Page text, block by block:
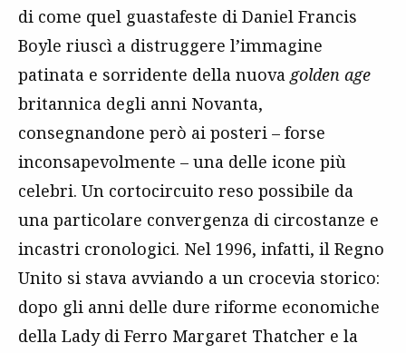
di come quel guastafeste di Daniel Francis
Boyle riuscì a distruggere l’immagine
patinata e sorridente della nuova golden age
britannica degli anni Novanta,
consegnandone però ai posteri – forse
inconsapevolmente – una delle icone più
celebri. Un cortocircuito reso possibile da
una particolare convergenza di circostanze e
incastri cronologici. Nel 1996, infatti, il Regno
Unito si stava avviando a un crocevia storico:
dopo gli anni delle dure riforme economiche
della Lady di Ferro Margaret Thatcher e la